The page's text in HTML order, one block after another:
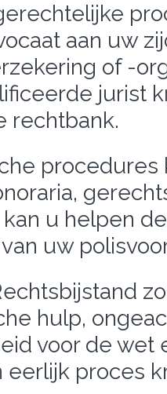
aan uw
of -
jurist
rechtbank.
u helpen
uw
hulp,
voor de wet
proces